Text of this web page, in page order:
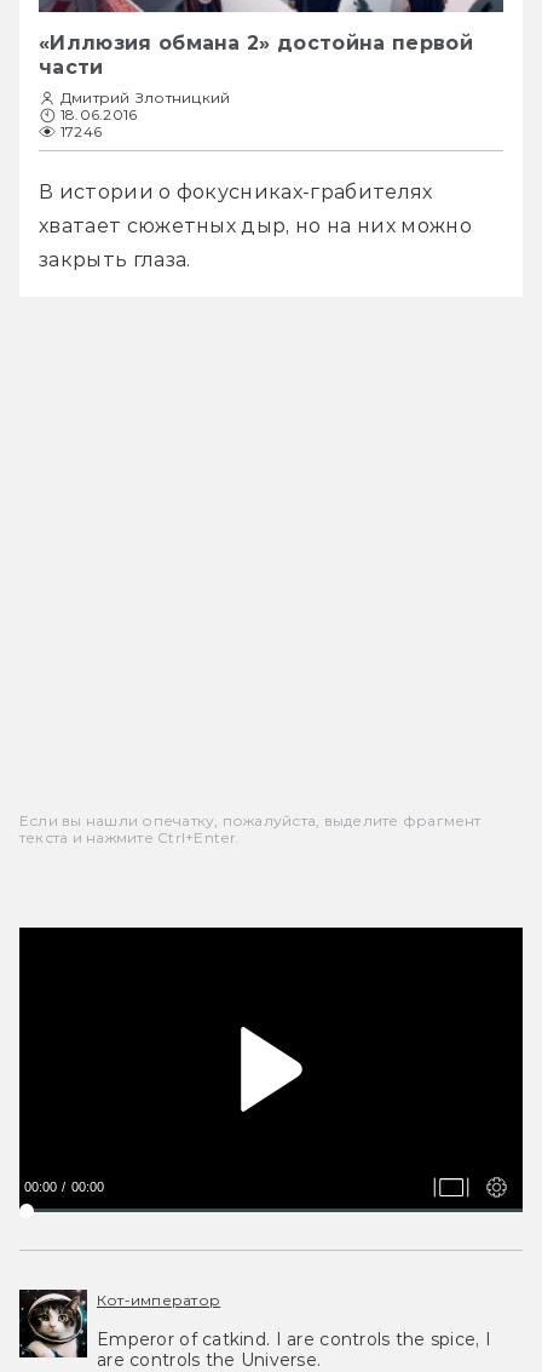
«Иллюзия обмана 2» достойна первой
части
Дмитрий Злотницкий
18.06.2016
17246
В истории о фокусниках-грабителях
хватает сюжетных дыр, но на них можно
закрыть глаза.
Если вы нашли опечатку, пожалуйста, выделите фрагмент
текста и нажмите Ctrl+Enter.
00:00 00:00
Кот-император
Emperor of catkind. I are controls the spice, I
are controls the Universe.